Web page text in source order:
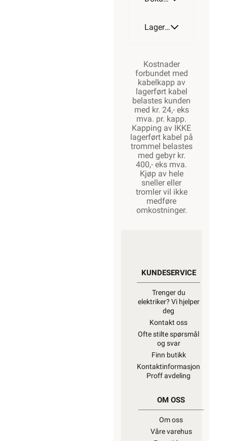
Lagerstatus
Kostnader
forbundet med
kabelkapp av
lagerført kabel
belastes kunden
med kr. 24,- eks
mva. pr. kapp.
Kapping av IKKE
lagerført kabel på
trommel belastes
med gebyr kr.
400,- eks mva.
Kjøp av hele
sneller eller
tromler vil ikke
medføre
omkostninger.
KUNDESERVICE
Trenger du
elektriker? Vi hjelper
deg
Kontakt oss
Ofte stilte spørsmål
og svar
Finn butikk
Kontaktinformasjon
Proff avdeling
OM OSS
Om oss
Våre varehus